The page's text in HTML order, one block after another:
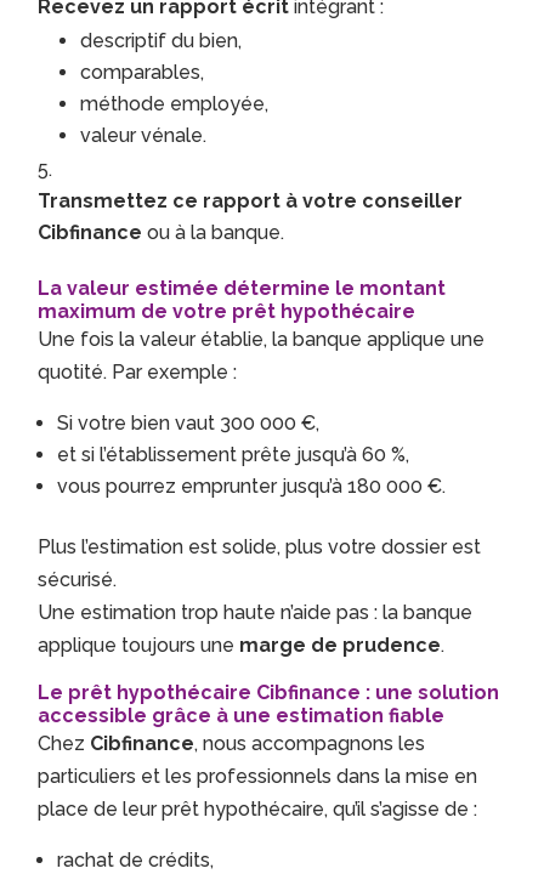
Recevez un rapport écrit intégrant :
descriptif du bien,
comparables,
méthode employée,
valeur vénale.
Transmettez ce rapport à votre conseiller
Cibfinance ou à la banque.
La valeur estimée détermine le montant
maximum de votre prêt hypothécaire
Une fois la valeur établie, la banque applique une
quotité. Par exemple :
Si votre bien vaut 300 000 €,
et si l’établissement prête jusqu’à 60 %,
vous pourrez emprunter jusqu’à 180 000 €.
Plus l’estimation est solide, plus votre dossier est
sécurisé.
Une estimation trop haute n’aide pas : la banque
applique toujours une marge de prudence.
Le prêt hypothécaire Cibfinance : une solution
accessible grâce à une estimation fiable
Chez Cibfinance, nous accompagnons les
particuliers et les professionnels dans la mise en
place de leur prêt hypothécaire, qu’il s’agisse de :
rachat de crédits,